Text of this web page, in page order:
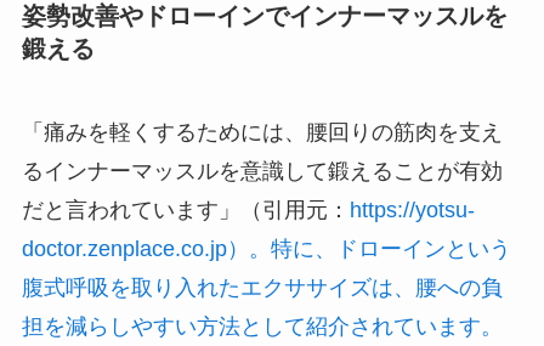
姿勢改善やドローインでインナーマッスルを
鍛える
「痛みを軽くするためには、腰回りの筋肉を支え
るインナーマッスルを意識して鍛えることが有効
だと言われています」（引用元： https://yotsu-
doctor.zenplace.co.jp）。特に、ドローインという
腹式呼吸を取り入れたエクササイズは、腰への負
担を減らしやすい方法として紹介されています。